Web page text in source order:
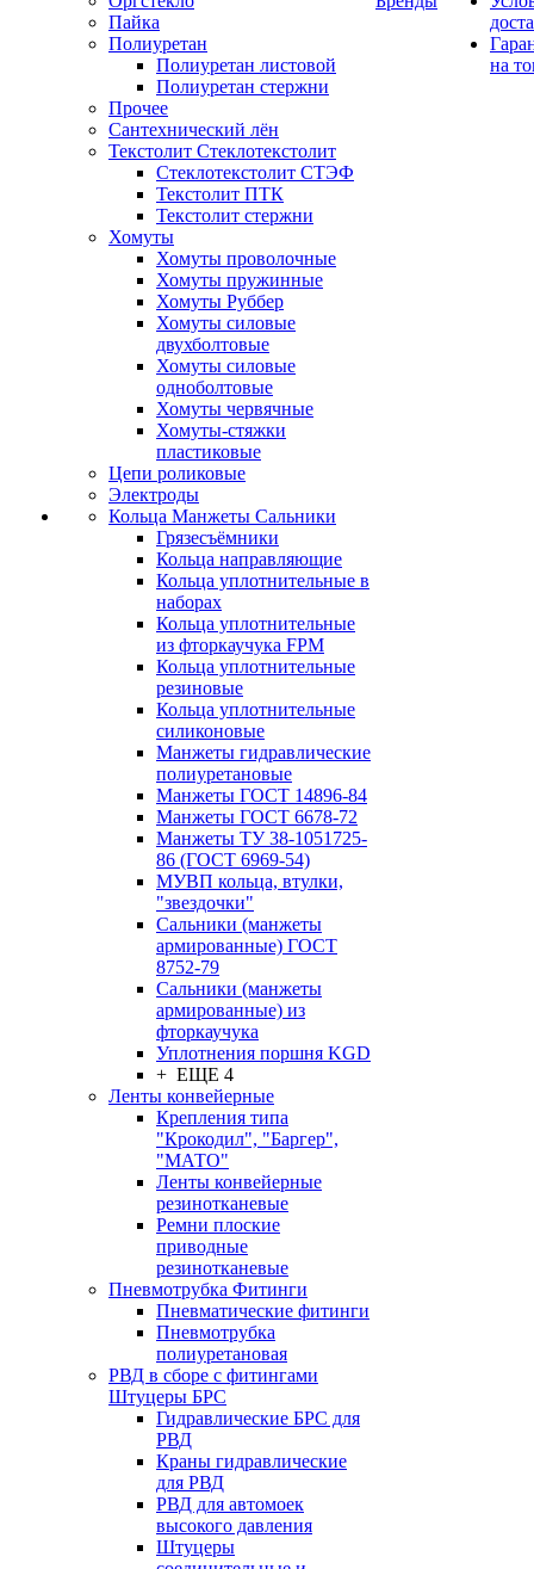
Пайка
Полиуретан
Полиуретан листовой
Полиуретан стержни
Прочее
Сантехнический лён
Текстолит Стеклотекстолит
Стеклотекстолит СТЭФ
Текстолит ПТК
Текстолит стержни
Хомуты
Хомуты проволочные
Хомуты пружинные
Хомуты Руббер
Хомуты силовые
двухболтовые
Хомуты силовые
одноболтовые
Хомуты червячные
Хомуты-стяжки
пластиковые
Цепи роликовые
Электроды
Кольца Манжеты Сальники
Грязесъёмники
Кольца направляющие
Кольца уплотнительные в
наборах
Кольца уплотнительные
из фторкаучука FPM
Кольца уплотнительные
резиновые
Кольца уплотнительные
силиконовые
Манжеты гидравлические
полиуретановые
Манжеты ГОСТ 14896-84
Манжеты ГОСТ 6678-72
Манжеты ТУ 38-1051725-
86 (ГОСТ 6969-54)
МУВП кольца, втулки,
"звездочки"
Сальники (манжеты
армированные) ГОСТ
8752-79
Сальники (манжеты
армированные) из
фторкаучука
Уплотнения поршня KGD
+ ЕЩЕ 4
Ленты конвейерные
Крепления типа
"Крокодил", "Баргер",
"МАТО"
Ленты конвейерные
резинотканевые
Ремни плоские
приводные
резинотканевые
Пневмотрубка Фитинги
Пневматические фитинги
Пневмотрубка
полиуретановая
РВД в сборе с фитингами
Штуцеры БРС
Гидравлические БРС для
РВД
Краны гидравлические
для РВД
РВД для автомоек
высокого давления
Штуцеры
на